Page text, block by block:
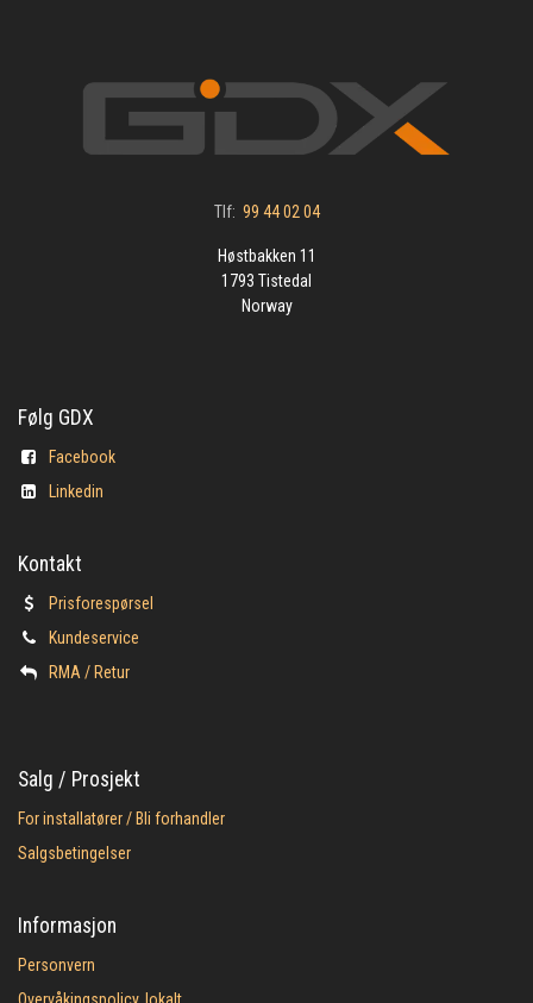
Tlf: 99 44 02 04
Høstbakken 11
1793 Tistedal
Norway
Følg GDX
Facebook
Linkedin
Kontakt
Prisforespørsel
Kundeservice
​RMA / Retur
Salg / Prosjekt
For installatører / Bli forhandler
Salgsbetingelser
Informasjon
Personvern